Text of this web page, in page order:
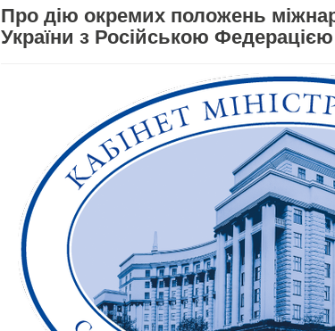
Про дію окремих положень
України з Російською Федерацією